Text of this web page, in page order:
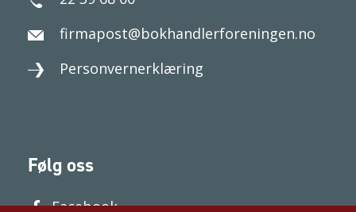
firmapost@bokhandlerforeningen.no
Personvernerklæring
Følg oss
Facebook